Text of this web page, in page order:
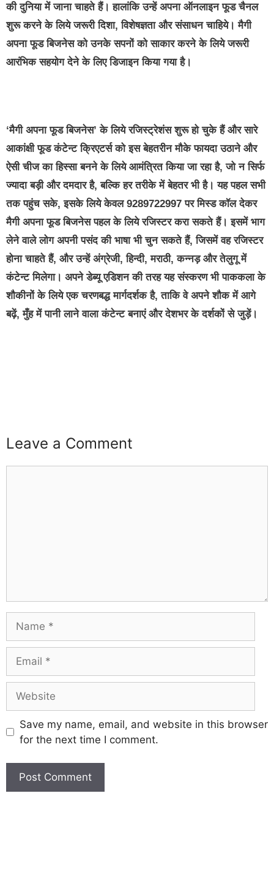
की दुनिया में जाना चाहते हैं। हालांकि उन्‍हें अपना ऑनलाइन फूड चैनल
शुरू करने के लिये जरूरी दिशा, विशेषज्ञता और संसाधन चाहिये। मैगी
अपना फूड बिजनेस को उनके सपनों को साकार करने के लिये जरूरी
आरंभिक सहयोग देने के लिए डिजाइन किया गया है।
‘मैगी अपना फूड बिजनेस’ के लिये रजिस्‍ट्रेशंस शुरू हो चुके हैं और सारे
आकांक्षी फूड कंटेन्‍ट क्रिएटर्स को इस बेहतरीन मौके फायदा उठाने और
ऐसी चीज का हिस्‍सा बनने के लिये आमंत्रित किया जा रहा है, जो न सिर्फ
ज्‍यादा बड़ी और दमदार है, बल्कि हर तरीके में बेहतर भी है। यह पहल सभी
तक पहुंच सके, इसके लिये केवल 9289722997 पर मिस्‍ड कॉल देकर
मैगी अपना फूड बिजनेस पहल के लिये रजिस्‍टर करा सकते हैं। इसमें भाग
लेने वाले लोग अपनी पसंद की भाषा भी चुन सकते हैं, जिसमें वह रजिस्‍टर
होना चाहते हैं, और उन्‍हें अंग्रेजी, हिन्‍दी, मराठी, कन्‍नड़ और तेलुगू में
कंटेन्‍ट मिलेगा। अपने डेब्‍यू एडिशन की तरह यह संस्‍करण भी पाककला के
शौकीनों के लिये एक चरणबद्ध मार्गदर्शक है, ताकि वे अपने शौक में आगे
बढ़ें, मुँह में पानी लाने वाला कंटेन्‍ट बनाएं और देशभर के दर्शकों से जुड़ें।
Leave a Comment
Save my name, email, and website in this browser
for the next time I comment.